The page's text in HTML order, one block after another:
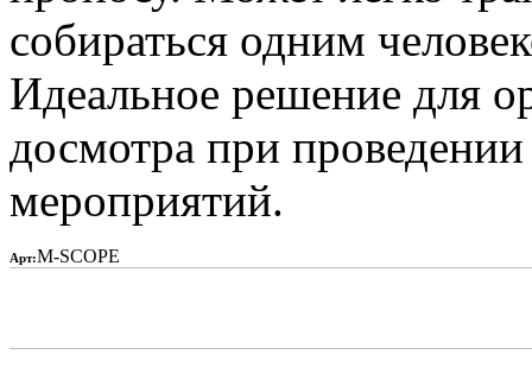
собираться одним
Идеальное решение для
досмотра при
мероприятий.
Арт:M-SCOPE